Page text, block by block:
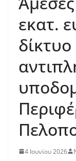
εκατ.
δίκτυο
4 Ιουνίου 2026